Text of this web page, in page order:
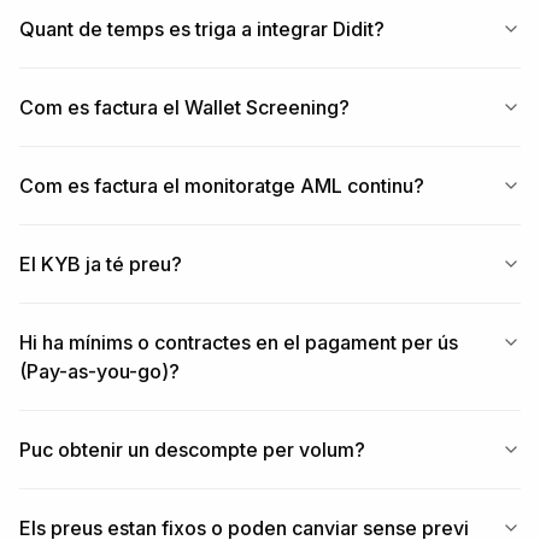
Quant de temps es triga a integrar Didit?
Com es factura el Wallet Screening?
Com es factura el monitoratge AML continu?
El KYB ja té preu?
Hi ha mínims o contractes en el pagament per ús
(Pay-as-you-go)?
Puc obtenir un descompte per volum?
Els preus estan fixos o poden canviar sense previ